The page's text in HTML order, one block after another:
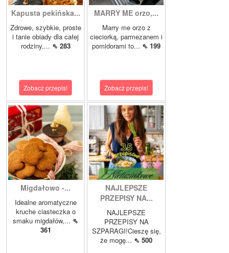
Kapusta pekińska...
Zdrowe, szybkie, proste
i tanie obiady dla całej
rodziny,... ⇖ 283
Zobacz przepis!
MARRY ME orzo,...
Marry me orzo z
cieciorką, parmezanem i
pomidorami to... ⇖ 199
Zobacz przepis!
Migdałowo -...
Idealne aromatyczne
kruche ciasteczka o
smaku migdałów,... ⇖
361
NAJLEPSZE
PRZEPISY NA...
NAJLEPSZE
PRZEPISY NA
SZPARAGI!Cieszę się,
że mogę... ⇖ 500